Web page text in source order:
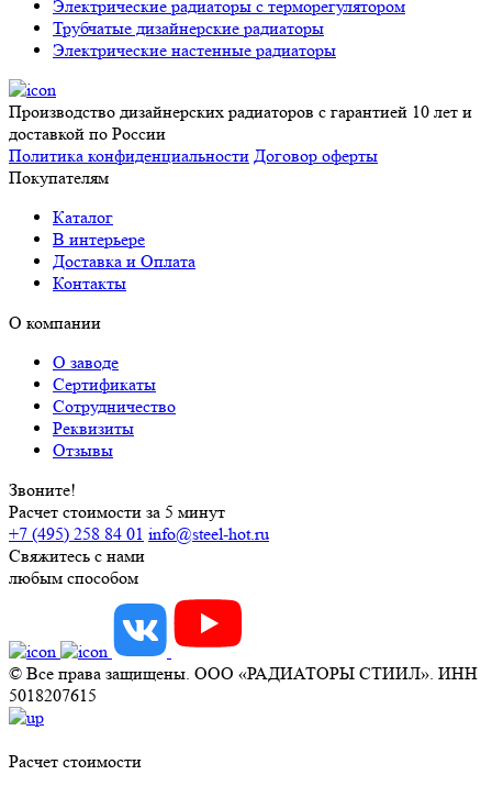
Электрические радиаторы с терморегулятором
Трубчатые дизайнерские радиаторы
Электрические настенные радиаторы
Производство дизайнерских радиаторов с гарантией 10 лет и
доставкой по России
Политика конфиденциальности Договор оферты
Покупателям
Каталог
В интерьере
Доставка и Оплата
Контакты
О компании
О заводе
Сертификаты
Сотрудничество
Реквизиты
Отзывы
Звоните!
Расчет стоимости за 5 минут
+7 (495) 258 84 01 info@steel-hot.ru
Свяжитесь с нами
любым способом
© Все права защищены. ООО «РАДИАТОРЫ СТИИЛ». ИНН
5018207615
Расчет стоимости